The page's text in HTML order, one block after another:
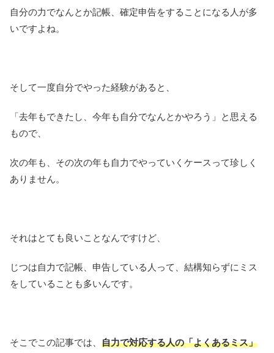
自分の力でなんとか記帳、確定申告をすることになる人が多
いですよね。
そして一度自分でやった経験があると、
「去年もできたし、今年も自分でなんとかやろう」と思える
もので、
次の年も、その次の年も自力でやっていくケースって珍しく
ありません。
それはとても良いことなんですけど、
じつは自力で記帳、申告している人って、結構知らずにミス
をしていることも多いんです。
そこでこの記事では、 自力で対応する人の「よくあるミス」